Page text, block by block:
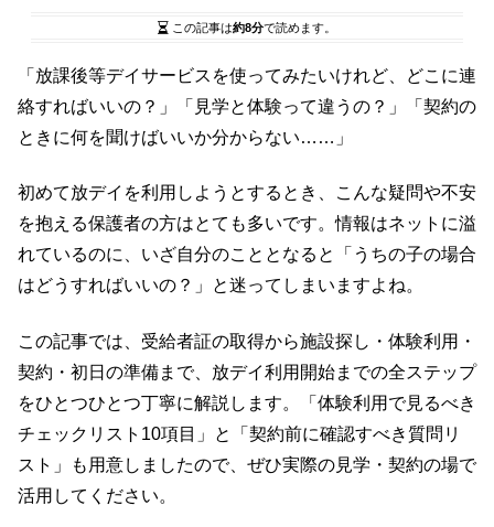
この記事は約8分で読めます。
「放課後等デイサービスを使ってみたいけれど、どこに連
絡すればいいの？」「見学と体験って違うの？」「契約の
ときに何を聞けばいいか分からない……」
初めて放デイを利用しようとするとき、こんな疑問や不安
を抱える保護者の方はとても多いです。情報はネットに溢
れているのに、いざ自分のこととなると「うちの子の場合
はどうすればいいの？」と迷ってしまいますよね。
この記事では、受給者証の取得から施設探し・体験利用・
契約・初日の準備まで、放デイ利用開始までの全ステップ
をひとつひとつ丁寧に解説します。「体験利用で見るべき
チェックリスト10項目」と「契約前に確認すべき質問リ
スト」も用意しましたので、ぜひ実際の見学・契約の場で
活用してください。